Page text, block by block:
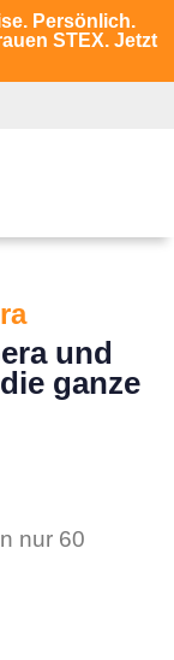
Persönlich.
STEX. Jetzt
und
ganze
nur 60